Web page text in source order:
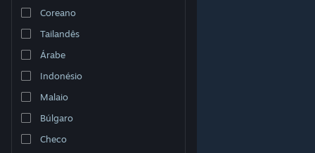
Instala a app móvel do Steam
Ver versão para computadores
Coreano
Tailandês
Árabe
Indonésio
Malaio
Búlgaro
Checo